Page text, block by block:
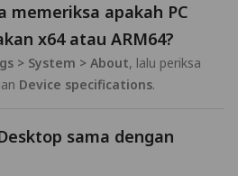
memeriksa apakah PC
x64 atau ARM64?
> System > About, lalu periksa
Device specifications.
sama dengan